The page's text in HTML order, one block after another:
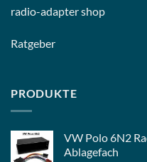
radio-adapter shop
Ratgeber
PRODUKTE
VW Polo 6N2
Ablagefach